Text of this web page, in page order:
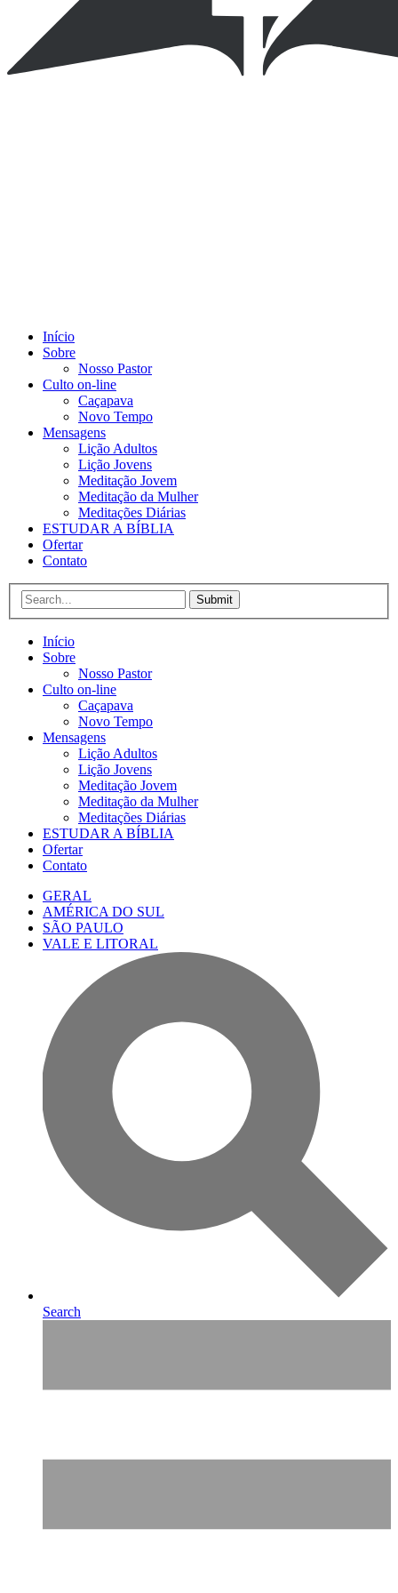
Início
Sobre
Nosso Pastor
Culto on-line
Caçapava
Novo Tempo
Mensagens
Lição Adultos
Lição Jovens
Meditação Jovem
Meditação da Mulher
Meditações Diárias
ESTUDAR A BÍBLIA
Ofertar
Contato
Submit
Início
Sobre
Nosso Pastor
Culto on-line
Caçapava
Novo Tempo
Mensagens
Lição Adultos
Lição Jovens
Meditação Jovem
Meditação da Mulher
Meditações Diárias
ESTUDAR A BÍBLIA
Ofertar
Contato
GERAL
AMÉRICA DO SUL
SÃO PAULO
VALE E LITORAL
Search